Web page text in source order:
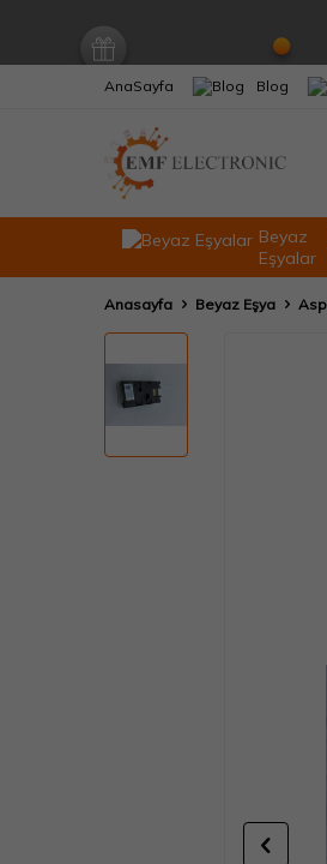
AnaSayfa Blog
Beyaz
Eşyalar
Anasayfa Beyaz Eşya